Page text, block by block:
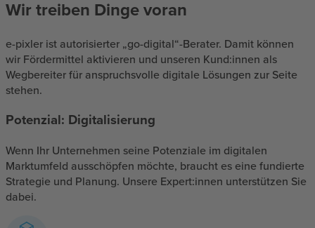
Wir treiben Dinge voran
e-pixler ist autorisierter „go-digital“-Berater. Damit können
wir Fördermittel aktivieren und unseren Kund:innen als
Wegbereiter für anspruchsvolle digitale Lösungen zur Seite
stehen.
Potenzial: Digitalisierung
Wenn Ihr Unternehmen seine Potenziale im digitalen
Marktumfeld ausschöpfen möchte, braucht es eine fundierte
Strategie und Planung. Unsere Expert:innen unterstützen Sie
dabei.